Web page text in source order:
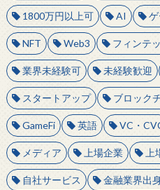
1800万円以上可 AI
NFT Web3 フィンテ
業界未経験可 未経験歓迎
スタートアップ ブロック
GameFi 英語 VC・
メディア 上場企業 上
自社サービス 金融業界出